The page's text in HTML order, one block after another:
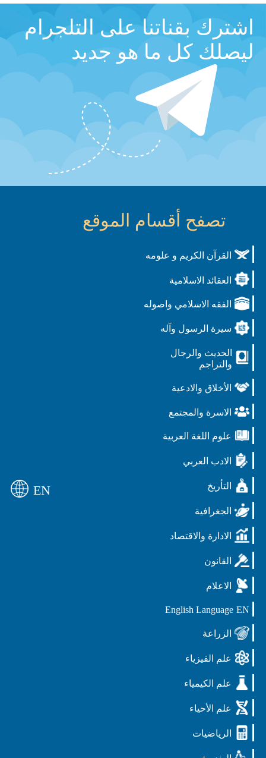
اشترك بقناتنا على التلجرام
ليصلك كل ما هو جديد
تصفح أقسام الموقع
القرآن الكريم و علومه
العقائد الاسلامية
الفقه الاسلامي واصوله
سيرة الرسول وآله
الحديث والرجال
والتراجم
الأخلاق والادعية
الاسرة والمجتمع
علوم اللغة العربية
الادب العربي
التأريخ
الجغرافية
الادارة والاقتصاد
القانون
الاعلام
EN
English Language
الزراعة
علم الفيزياء
علم الكيمياء
علم الأحياء
الرياضيات
EN